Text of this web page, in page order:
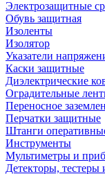
Электрозащитные
Обувь защитная
Изоленты
Изолятор
Указатели
Каски защитные
Диэлектрические
Оградительные
Переносное
Перчатки защитные
Штанги
Инструменты
Мультиметры и
Детекторы,